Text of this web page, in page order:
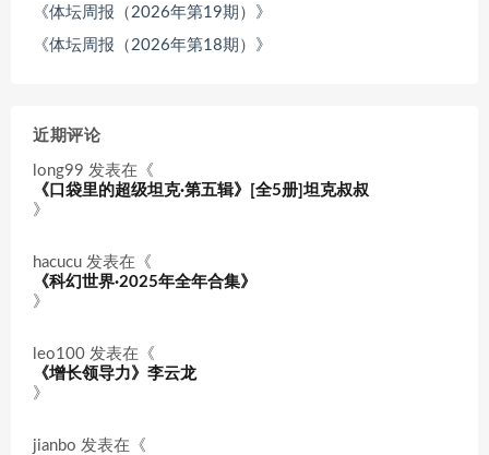
《体坛周报（2026年第19期）》
《体坛周报（2026年第18期）》
近期评论
long99 发表在《
《口袋里的超级坦克·第五辑》[全5册]坦克叔叔
》
hacucu 发表在《
《科幻世界·2025年全年合集》
》
leo100 发表在《
《增长领导力》李云龙
》
jianbo 发表在《